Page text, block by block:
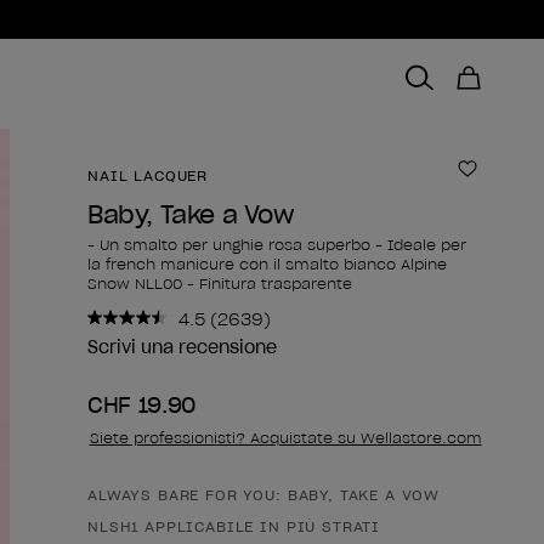
NAIL LACQUER
Baby, Take a Vow
- Un smalto per unghie rosa superbo - Ideale per
la french manicure con il smalto bianco Alpine
Snow NLL00 - Finitura trasparente
4.5 Leggi
2639
pagina.
(2639)
Scrivi una recensione
CHF 19.90
Siete professionisti? Acquistate su Wellastore.com
Forma del prodotto
ALWAYS BARE FOR YOU: BABY, TAKE A VOW
NLSH1 APPLICABILE IN PIÙ STRATI